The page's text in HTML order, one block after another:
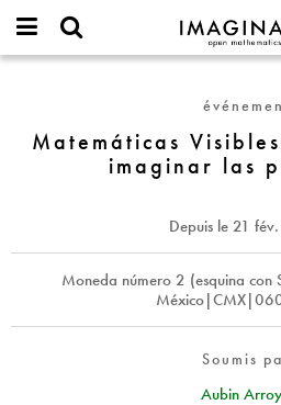
IMAGINARY
open
Français
Deutsch
한국어
Türkçe
Textes
Plus...
Projets
Participer
Contact
username
Demander un
una
preguntas
Matemáticas
imaginar las
Depuis le 21
Moneda número 2 (esquina
Soumis
Aubin